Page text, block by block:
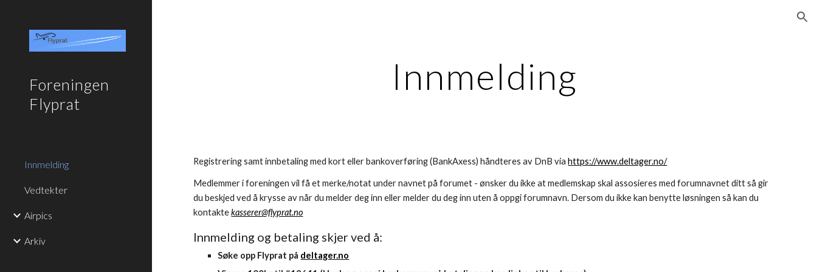
Foreningen
Flyprat
Innmelding
Vedtekter
Airpics
Arkiv
Innmelding
Registrering samt innbetaling med kort eller bankoverføring (BankAxess) håndteres av DnB viahttps://www.deltager.no/
Medlemmer i foreningen vil få et merke/notat under navnet på forumet - ønsker du ikke at medlemskap skal assosieres med forumnavnet ditt så gir
du beskjed ved å krysse av når du melder deg inn eller melder du deg inn uten å oppgi forumnavn. Dersom du ikke kan benytte løsningen så kan du
kontaktekasserer@flyprat.no
Innmelding og betaling skjer ved å:
Søke opp Flyprat på deltager.no